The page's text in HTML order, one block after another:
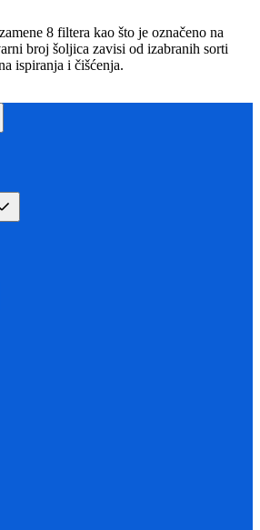
8 filtera kao što je označeno na
broj šoljica zavisi od izabranih sorti
ispiranja i čišćenja.